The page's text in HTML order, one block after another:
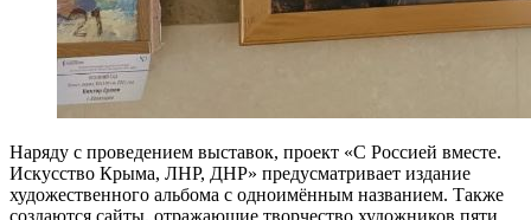
Наряду с проведением выставок, проект «С Россией вместе.
Искусство Крыма, ЛНР, ДНР» предусматривает издание
художественного альбома с одноимённым названием. Также